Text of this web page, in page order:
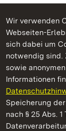
Wir verwenden
Webseiten-
sich dabei um
notwendig sind.
sowie
Informationen
Speicherung
nach § 25 Abs.
Kommen.
Staatliche
Staatliche